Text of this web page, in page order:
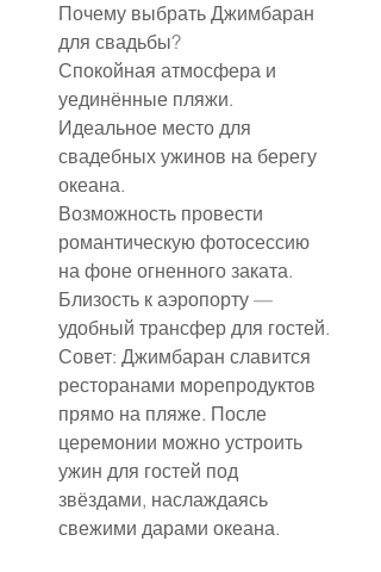
Почему выбрать Джимбаран
для свадьбы?
Спокойная атмосфера и
уединённые пляжи.
Идеальное место для
свадебных ужинов на берегу
океана.
Возможность провести
романтическую фотосессию
на фоне огненного заката.
Близость к аэропорту —
удобный трансфер для гостей.
Совет: Джимбаран славится
ресторанами морепродуктов
прямо на пляже. После
церемонии можно устроить
ужин для гостей под
звёздами, наслаждаясь
свежими дарами океана.